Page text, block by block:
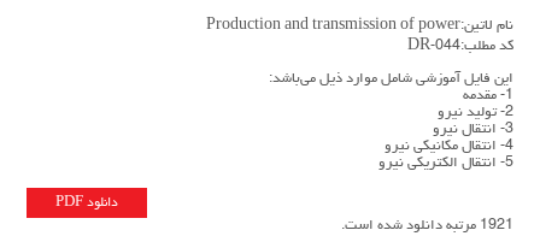
نام لاتین:Production and transmission of power
کد مطلب:DR-044
این فایل آموزشی شامل موارد ذیل می‌باشد:
1- مقدمه
2- تولید نیرو
3- انتقال نیرو
4- انتقال مکانیکی نیرو
5- انتقال الکتریکی نیرو
دانلود PDF
1921 مرتبه دانلود شده است.